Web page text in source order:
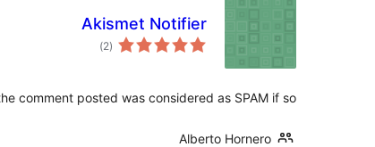
Akismet Notifier
(2 مجموع
امتیازها)
comment posted was considered as SPAM if so.
Alberto Hornero